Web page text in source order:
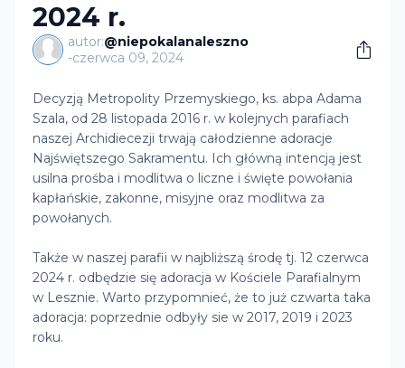
2024 r.
autor:@niepokalanaleszno
-czerwca 09, 2024
Decyzją Metropolity Przemyskiego, ks. abpa Adama
Szala, od 28 listopada 2016 r. w kolejnych parafiach
naszej Archidiecezji trwają całodzienne adoracje
Najświętszego Sakramentu. Ich główną intencją jest
usilna prośba i modlitwa o liczne i święte powołania
kapłańskie, zakonne, misyjne oraz modlitwa za
powołanych.
Także w naszej parafii w najbliższą środę tj. 12 czerwca
2024 r. odbędzie się adoracja w Kościele Parafialnym
w Lesznie. Warto przypomnieć, że to już czwarta taka
adoracja: poprzednie odbyły sie w 2017, 2019 i 2023
roku.